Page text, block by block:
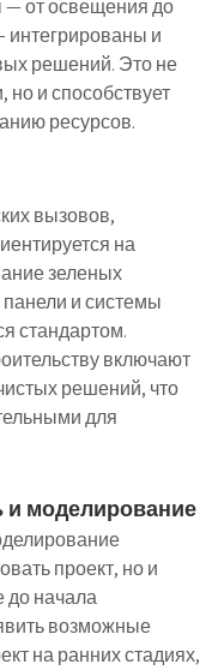
— от освещения до
интегрированы и
решений. Это не
и способствует
ресурсов.
вызовов,
на
зеленых
панели и системы
стандартом.
включают
решений, что
для
и моделирование
проект, но и
до начала
возможные
на ранних стадиях,